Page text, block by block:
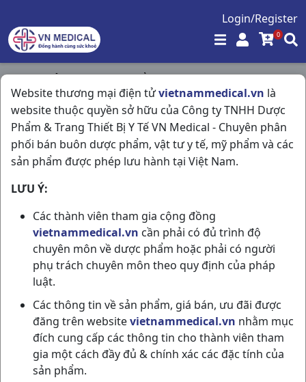
Login/Register
0
Website thương mại điện tửvietnammedical.vn là
website thuộc quyền sở hữu của Công ty TNHH Dược
Phẩm & Trang Thiết Bị Y Tế VN Medical - Chuyên phân
phối bán buôn dược phẩm, vật tư y tế, mỹ phẩm và các
sản phẩm được phép lưu hành tại Việt Nam.
LƯU Ý:
Các thành viên tham gia cộng đồng
vietnammedical.vn cần phải có đủ trình độ
chuyên môn về dược phẩm hoặc phải có người
phụ trách chuyên môn theo quy định của pháp
luật.
Các thông tin về sản phẩm, giá bán, ưu đãi được
đăng trên websitevietnammedical.vn nhằm mục
đích cung cấp các thông tin cho thành viên tham
gia một cách đầy đủ & chính xác các đặc tính của
sản phẩm.
Trang chủ / Hóa - Mỹ Phẩm /
Dầu Gội Dl 7 Hoa Bưởi Tây Nâu C200ml Thái Dương